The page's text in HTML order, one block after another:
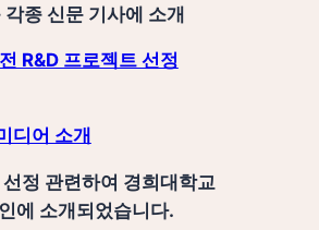
각종 신문 기사에 소개
R&D 프로젝트 선정
디어 소개
정 관련하여 경희대학교
에 소개되었습니다.